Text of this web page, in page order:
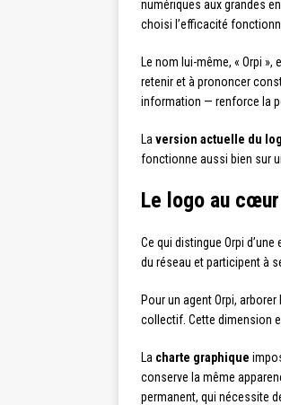
numériques aux grandes
choisi l’efficacité
Le nom lui-même, « Orpi
retenir et à prononcer
information — renforce la
La version actuelle du
fonctionne aussi bien sur
Le logo au
Ce qui distingue Orpi
du réseau et participent à
Pour un agent Orpi,
collectif. Cette dimension
La charte graphique
conserve la même
permanent, qui nécessite